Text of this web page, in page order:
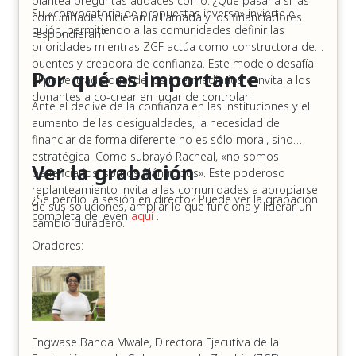
oportunidades
El camino de FEM no ha sido fácil. Muchos financiadores
tradicionales consideraban que la organización era
"demasiado local", financieramente inviable o
geográficamente inconveniente (por tener su sede en
Cartagena y no en la capital, Bogotá). Y el sector
privado no era un aliado probable, a menudo debido a
intereses contrapuestos en torno a la propiedad de la
tierra.
En lugar de encogerse ante esta presión, FEM se volvió
creativa.
sus contribuciones voluntarias, la infraestructura de
propiedad comunitaria y sus conocimientos
culturales únicos.
Pusieron en marcha empresas sociales, atrayendo
a inversores ángeles y creando puestos de trabajo
para vendedores locales.
Consiguieron un patrocinador fiscal con sede en
comunidades hicieran la llamada y los financiadores
respondieran?
Su «convocatoria de propuestas inversa» invierte el
guión, permitiendo a las comunidades definir las
prioridades mientras ZGF actúa como constructora de
puentes y creadora de confianza. Este modelo desafía
el papel tradicional de los intermediarios e invita a los
donantes a co-crear en lugar de controlar .
Por qué es importante
Ante el declive de la confianza en las instituciones y el
aumento de las desigualdades, la necesidad de
financiar de forma diferente no es sólo moral, sino
estratégica. Como subrayó Racheal, «no somos
beneficiarios; somos filántropos». Este poderoso
replanteamiento invita a las comunidades a apropiarse
de sus soluciones, ampliar lo que funciona y liderar un
cambio duradero.
Ver la grabación
¿Se perdió la sesión en directo? Puede ver la grabación
completa del evenaquí.
Oradores:
Engwase Banda Mwale, Directora Ejecutiva de la